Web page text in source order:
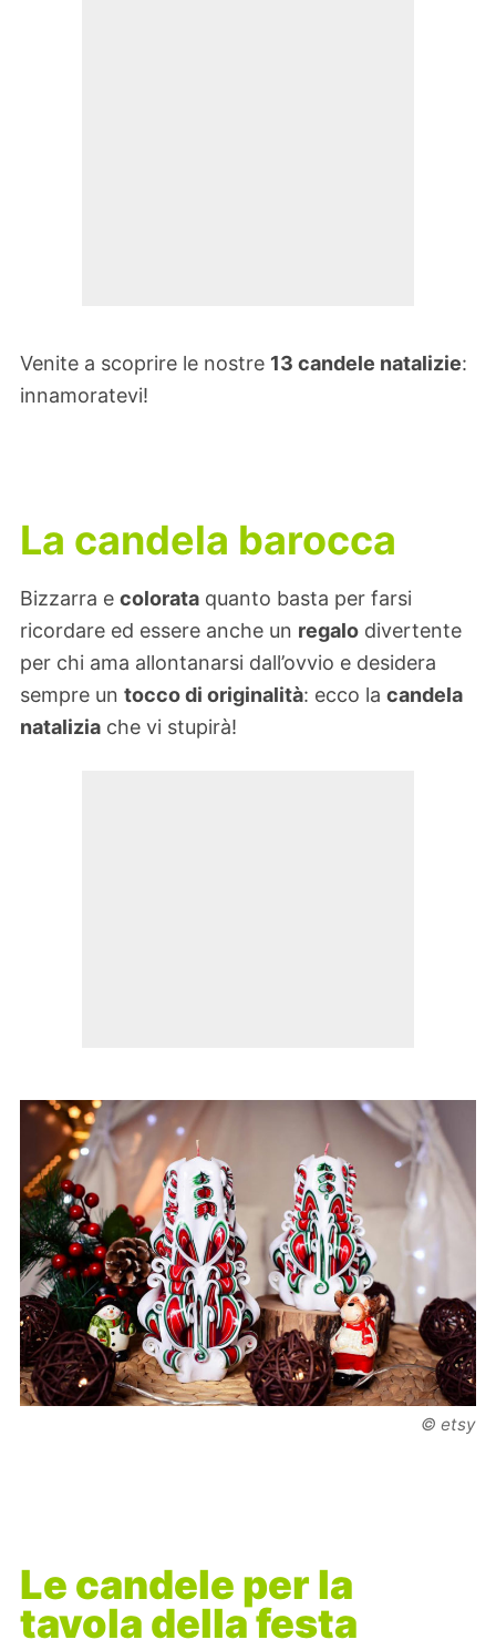
Venite a scoprire le nostre 13 candele natalizie:
innamoratevi!
La candela barocca
Bizzarra e colorata quanto basta per farsi
ricordare ed essere anche un regalo divertente
per chi ama allontanarsi dall’ovvio e desidera
sempre un tocco di originalità: ecco la candela
natalizia che vi stupirà!
© etsy
Le candele per la
tavola della festa